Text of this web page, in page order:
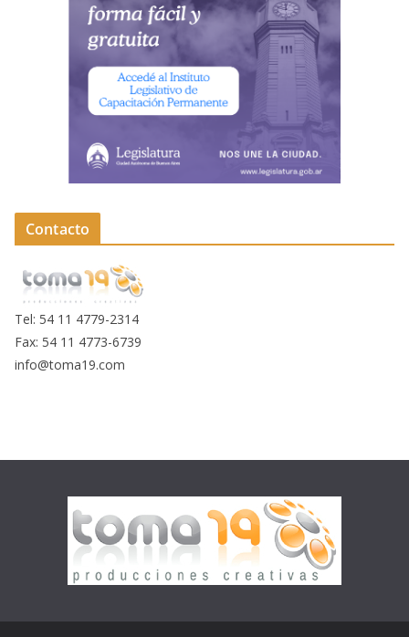
Contacto
Tel: 54 11 4779-2314
Fax: 54 11 4773-6739
info@toma19.com